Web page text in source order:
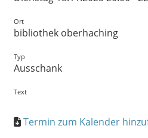
Ort
bibliothek oberhaching
Typ
Ausschank
Text
Termin zum Kalender